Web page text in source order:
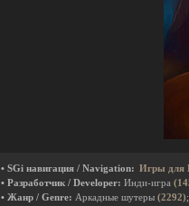
• SGi навигация / Navigation: Игры для
• Разработчик / Developer: Инди-игра
• Жанр / Genre: Аркадные шутеры (2292)